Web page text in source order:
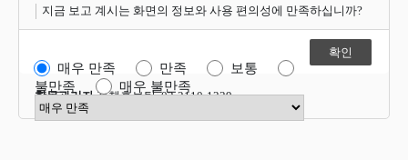
지금 보고 계시는 화면의 정보와 사용 편의성에 만족하십니까?
매우 만족 만족
보통
불만족
매우 불만족
만족도 점수 선택
항목관리자정책홍보팀 02-2110-1339